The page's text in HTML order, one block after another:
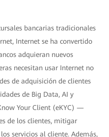
bancarias tradicionales
Internet se ha convertido
adquieran nuevos
necesitan usar Internet no
de adquisición de clientes
de Big Data, AI y
Your Client (eKYC) —
de los clientes, mitigar
servicios al cliente. Además,